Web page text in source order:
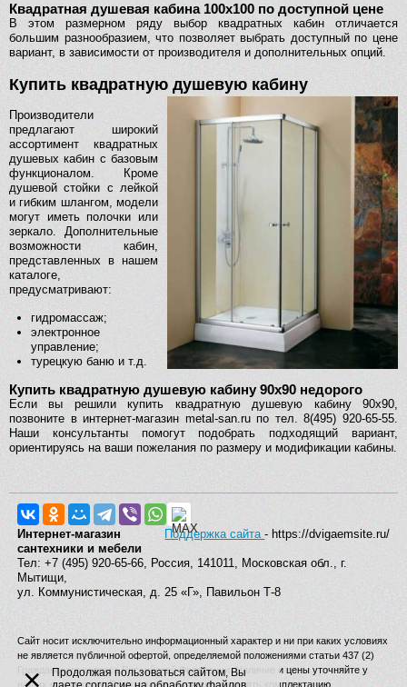
Квадратная душевая кабина 100х100 по доступной цене
В этом размерном ряду выбор квадратных кабин отличается
большим разнообразием, что позволяет выбрать доступный по цене
вариант, в зависимости от производителя и дополнительных опций.
Купить квадратную душевую кабину
Производители
предлагают широкий
ассортимент квадратных
душевых кабин с базовым
функционалом. Кроме
душевой стойки с лейкой
и гибким шлангом, модели
могут иметь полочки или
зеркало. Дополнительные
возможности кабин,
представленных в нашем
каталоге,
предусматривают:
гидромассаж;
электронное
управление;
турецкую баню и т.д.
Купить квадратную душевую кабину 90х90 недорого
Если вы решили купить квадратную душевую кабину 90х90,
позвоните в интернет-магазин metal-san.ru по тел. 8(495) 920-65-55.
Наши консультанты помогут подобрать подходящий вариант,
ориентируясь на ваши пожелания по размеру и модификации кабины.
Поддержка сайта- https://dvigaemsite.ru/
Интернет-магазин
сантехники и мебели
Тел: +7 (495) 920-65-66, Россия, 141011, Московская обл., г.
Мытищи,
ул. Коммунистическая, д. 25 «Г», Павильон Т-8
Сайт носит исключительно информационный характер и ни при каких условиях
не является публичной офертой, определяемой положениями статьи 437 (2)
Гражданского кодекса Российской Федерации. Наличие и цены уточняйте у
наших операторов. Производитель вправе изменять комплектацию,
×
Продолжая пользоваться сайтом, Вы